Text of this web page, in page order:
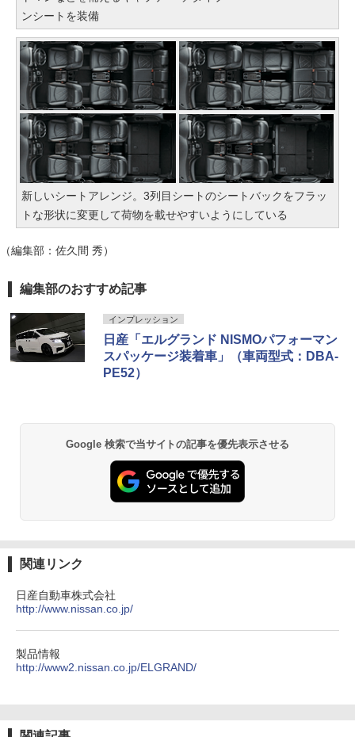
ンシートを装備
新しいシートアレンジ。3列目シートのシートバックをフラッ
トな形状に変更して荷物を載せやすいようにしている
（編集部：佐久間 秀）
編集部のおすすめ記事
インプレッション
日産「エルグランド NISMOパフォーマン
スパッケージ装着車」（車両型式：DBA-
PE52）
Google 検索で当サイトの記事を優先表示させる
関連リンク
日産自動車株式会社
http://www.nissan.co.jp/
製品情報
http://www2.nissan.co.jp/ELGRAND/